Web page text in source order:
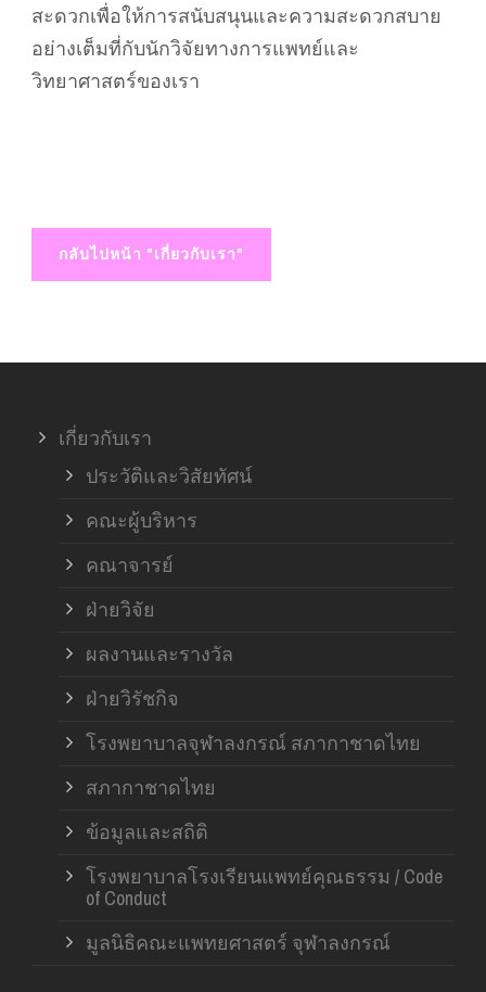
สะดวกเพื่อให้การสนับสนุนและความสะดวกสบาย
อย่างเต็มที่กับนักวิจัยทางการแพทย์และ
วิทยาศาสตร์ของเรา
กลับไปหน้า "เกี่ยวกับเรา"
เกี่ยวกับเรา
ประวัติและวิสัยทัศน์
คณะผู้บริหาร
คณาจารย์
ฝ่ายวิจัย
ผลงานและรางวัล
ฝ่ายวิรัชกิจ
โรงพยาบาลจุฬาลงกรณ์ สภากาชาดไทย
สภากาชาดไทย
ข้อมูลและสถิติ
โรงพยาบาลโรงเรียนแพทย์คุณธรรม / Code
of Conduct
มูลนิธิคณะแพทยศาสตร์ จุฬาลงกรณ์